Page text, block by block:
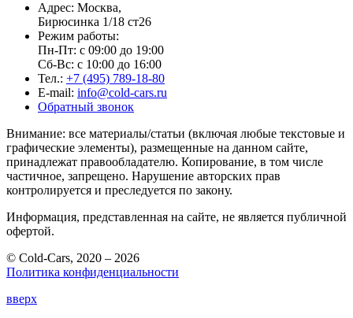
Адрес: Москва,
Бирюсинка 1/18 ст26 ​
Режим работы:
Пн-Пт: с 09:00 до 19:00
Сб-Вс: с 10:00 до 16:00
Тел.: +7 (495) 789-18-80
E-mail: info@cold-cars.ru
Обратный звонок
Внимание: все материалы/статьи (включая любые текстовые и
графические элементы), размещенные на данном сайте,
принадлежат правообладателю. Копирование, в том числе
частичное, запрещено. Нарушение авторских прав
контролируется и преследуется по закону.
Информация, представленная на сайте, не является публичной
офертой.
© Cold-Cars, 2020 – 2026
Политика конфиденциальности
вверх